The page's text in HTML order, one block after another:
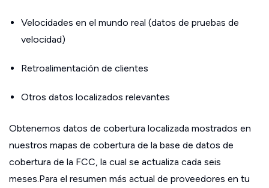
Velocidades en el mundo real (datos de pruebas de
velocidad)
Retroalimentación de clientes
Otros datos localizados relevantes
Obtenemos datos de cobertura localizada mostrados en
nuestros mapas de cobertura de la base de datos de
cobertura de la FCC, la cual se actualiza cada seis
meses.Para el resumen más actual de proveedores en tu